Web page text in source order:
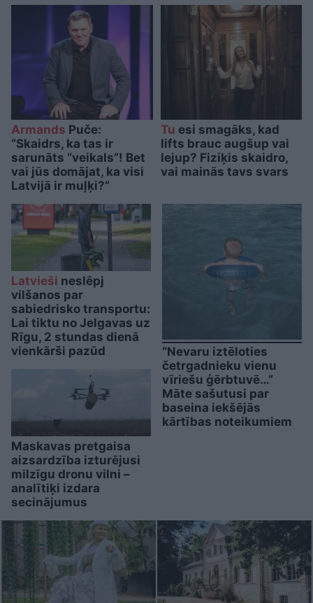
Armands Puče:
“Skaidrs, ka tas ir
sarunāts “veikals”! Bet
vai jūs domājat, ka visi
Latvijā ir muļķi?”
Tu esi smagāks, kad
lifts brauc augšup vai
lejup? Fiziķis skaidro,
vai mainās tavs svars
Latvieši neslēpj
vilšanos par
sabiedrisko transportu:
Lai tiktu no Jelgavas uz
Rīgu, 2 stundas dienā
vienkārši pazūd
Maskavas pretgaisa
aizsardzība izturējusi
milzīgu dronu vilni –
analītiķi izdara
secinājumus
“Nevaru iztēloties
četrgadnieku vienu
vīriešu ģērbtuvē…”
Māte sašutusi par
baseina iekšējās
kārtības noteikumiem